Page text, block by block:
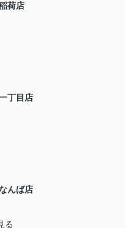
荷店
丁目店
んば店
る